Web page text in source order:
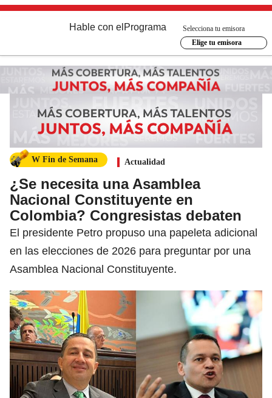
Hable con el Programa
Selecciona tu emisora
Elige tu emisora
W Fin de Semana Actualidad
¿Se necesita una Asamblea
Nacional Constituyente en
Colombia? Congresistas debaten
El presidente Petro propuso una papeleta adicional
en las elecciones de 2026 para preguntar por una
Asamblea Nacional Constituyente.